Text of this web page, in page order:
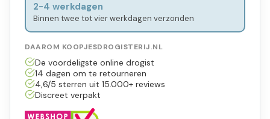
2-4 werkdagen
Binnen twee tot vier werkdagen verzonden
DAAROM KOOPJESDROGISTERIJ.NL
De voordeligste online drogist
14 dagen om te retourneren
4,6/5 sterren uit 15.000+ reviews
Discreet verpakt